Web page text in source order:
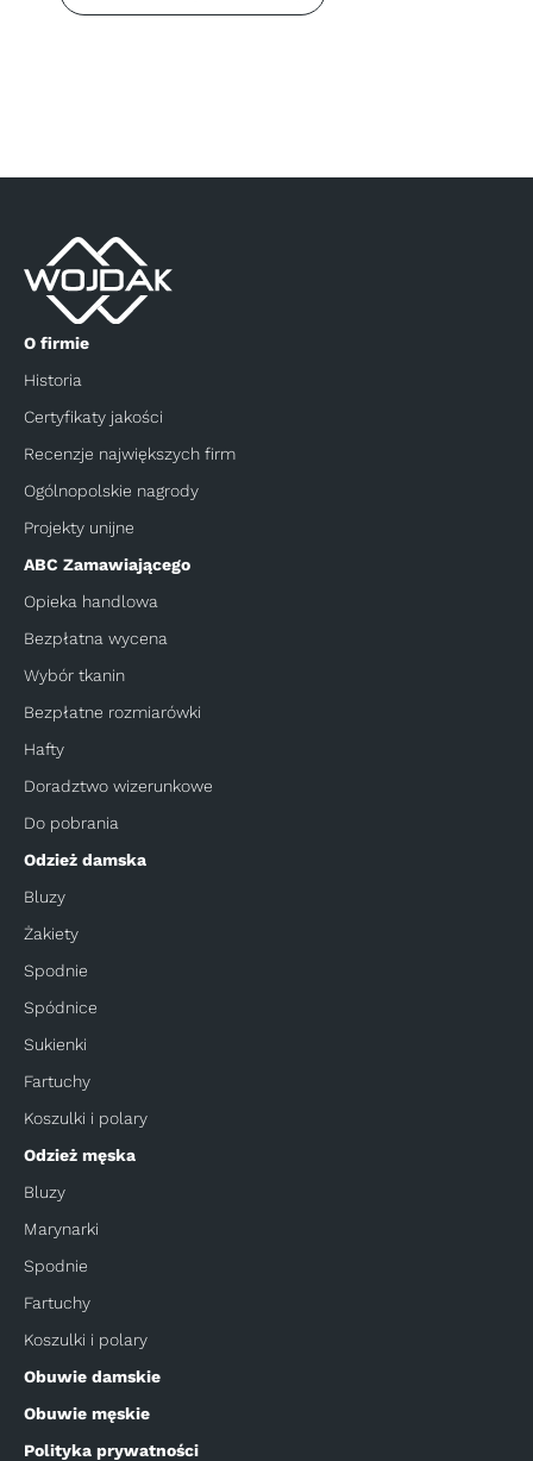
O firmie
Historia
Certyfikaty jakości
Recenzje największych firm
Ogólnopolskie nagrody
Projekty unijne
ABC Zamawiającego
Opieka handlowa
Bezpłatna wycena
Wybór tkanin
Bezpłatne rozmiarówki
Hafty
Doradztwo wizerunkowe
Do pobrania
Odzież damska
Bluzy
Żakiety
Spodnie
Spódnice
Sukienki
Fartuchy
Koszulki i polary
Odzież męska
Bluzy
Marynarki
Spodnie
Fartuchy
Koszulki i polary
Obuwie damskie
Obuwie męskie
Polityka prywatności